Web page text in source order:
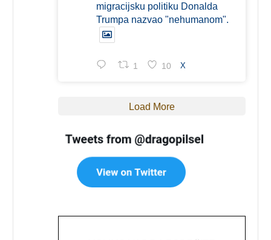
migracijsku politiku Donalda
Trumpa nazvao "nehumanom".
1 10 X
Load More